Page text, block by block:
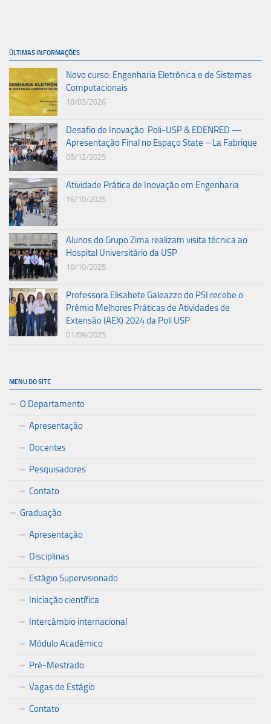
ÚLTIMAS INFORMAÇÕES
Novo curso: Engenharia Eletrônica e de Sistemas
Computacionais
18/03/2026
Desafio de Inovação Poli-USP & EDENRED —
Apresentação Final no Espaço State – La Fabrique
05/12/2025
Atividade Prática de Inovação em Engenharia
16/10/2025
Alunos do Grupo Zima realizam visita técnica ao
Hospital Universitário da USP
10/10/2025
Professora Elisabete Galeazzo do PSI recebe o
Prêmio Melhores Práticas de Atividades de
Extensão (AEX) 2024 da Poli USP
01/09/2025
MENU DO SITE
O Departamento
Apresentação
Docentes
Pesquisadores
Contato
Graduação
Apresentação
Disciplinas
Estágio Supervisionado
Iniciação científica
Intercâmbio internacional
Módulo Acadêmico
Pré-Mestrado
Vagas de Estágio
Contato